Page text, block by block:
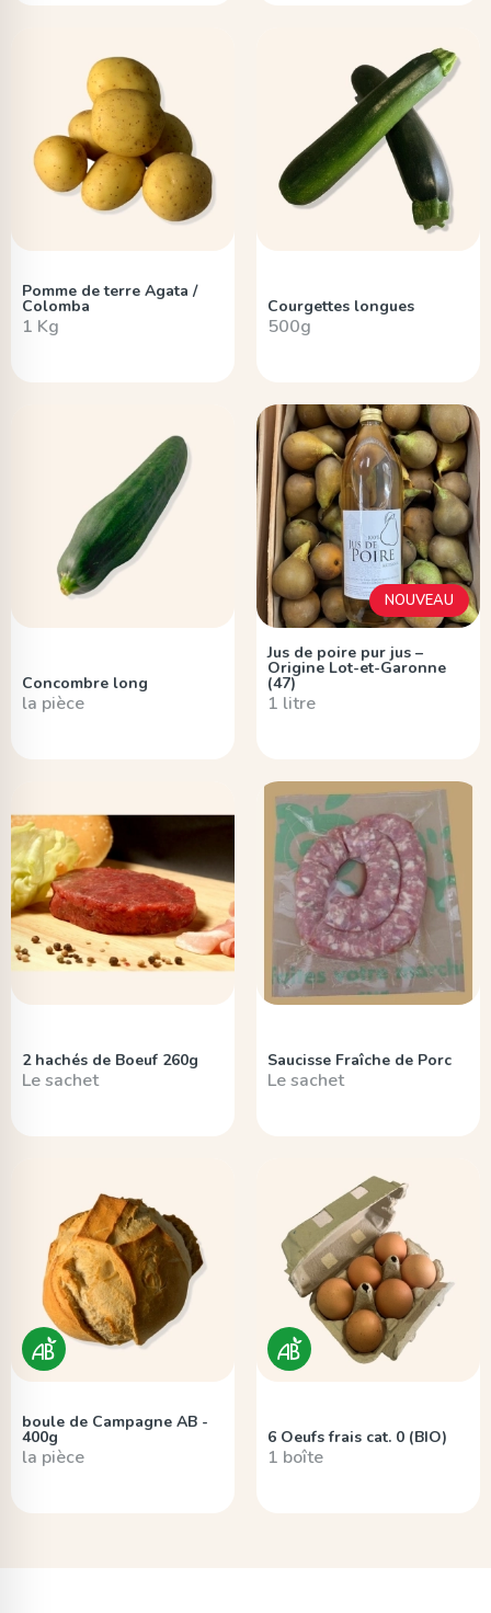
Pomme de terre Agata /
Colomba
1 Kg
Courgettes longues
500g
Concombre long
la pièce
NOUVEAU
Jus de poire pur jus –
Origine Lot-et-Garonne
(47)
1 litre
2 hachés de Boeuf 260g
Le sachet
Saucisse Fraîche de Porc
Le sachet
boule de Campagne AB -
400g
la pièce
6 Oeufs frais cat. 0 (BIO)
1 boîte